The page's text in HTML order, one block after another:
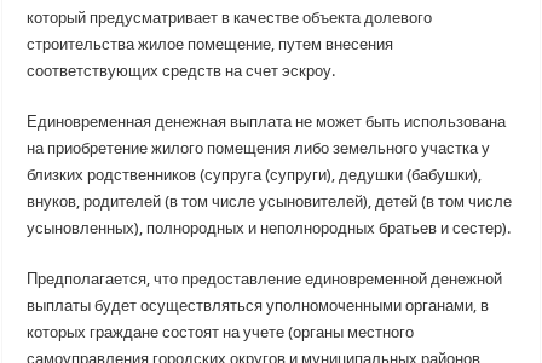
который предусматривает в качестве объекта долевого
строительства жилое помещение, путем внесения
соответствующих средств на счет эскроу.
Единовременная денежная выплата не может быть использована
на приобретение жилого помещения либо земельного участка у
близких родственников (супруга (супруги), дедушки (бабушки),
внуков, родителей (в том числе усыновителей), детей (в том числе
усыновленных), полнородных и неполнородных братьев и сестер).
Предполагается, что предоставление единовременной денежной
выплаты будет осуществляться уполномоченными органами, в
которых граждане состоят на учете (органы местного
самоуправления городских округов и муниципальных районов